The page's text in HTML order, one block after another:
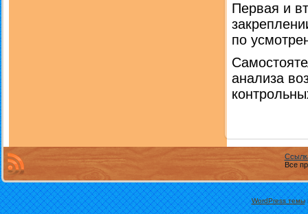
Первая и
по
анализа
Все
WordPress темы